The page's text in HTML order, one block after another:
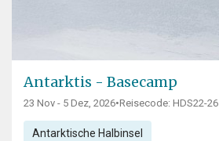
Antarktis - Basecamp
23 Nov - 5 Dez, 2026•Reisecode: HDS22-26
Antarktische Halbinsel